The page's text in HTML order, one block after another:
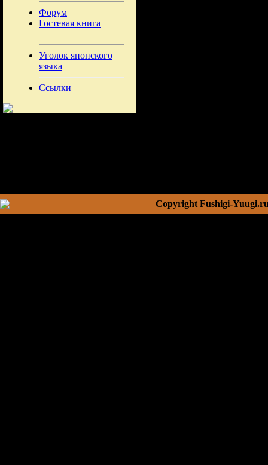
Форум
Гостевая книга
Уголок японского
языка
Ссылки
Copyright Fushigi-